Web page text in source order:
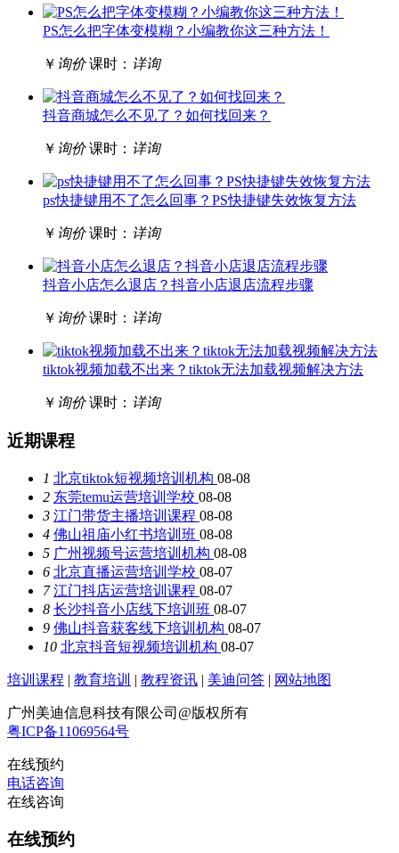
PS怎么把字体变模糊？小编教你这三种方法！
￥ 询价 课时： 详询
抖音商城怎么不见了？如何找回来？
￥ 询价 课时： 详询
ps快捷键用不了怎么回事？PS快捷键失效恢复方法
￥ 询价 课时： 详询
抖音小店怎么退店？抖音小店退店流程步骤
￥ 询价 课时： 详询
tiktok视频加载不出来？tiktok无法加载视频解决方法
￥ 询价 课时： 详询
近期课程
1 北京tiktok短视频培训机构 08-08
2 东莞temu运营培训学校 08-08
3 江门带货主播培训课程 08-08
4 佛山祖庙小红书培训班 08-08
5 广州视频号运营培训机构 08-08
6 北京直播运营培训学校 08-07
7 江门抖店运营培训课程 08-07
8 长沙抖音小店线下培训班 08-07
9 佛山抖音获客线下培训机构 08-07
10 北京抖音短视频培训机构 08-07
培训课程 | 教育培训 | 教程资讯 | 美迪问答 | 网站地图
广州美迪信息科技有限公司@版权所有
粤ICP备11069564号
在线预约
电话咨询
在线咨询
在线预约